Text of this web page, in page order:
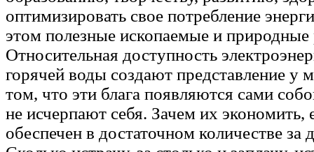
оптимизировать свое потребление
этом полезные ископаемые и природные
Относительная доступность
горячей воды создают представление у
том, что эти блага появляются сами
не исчерпают себя. Зачем их
обеспечен в достаточном количестве за